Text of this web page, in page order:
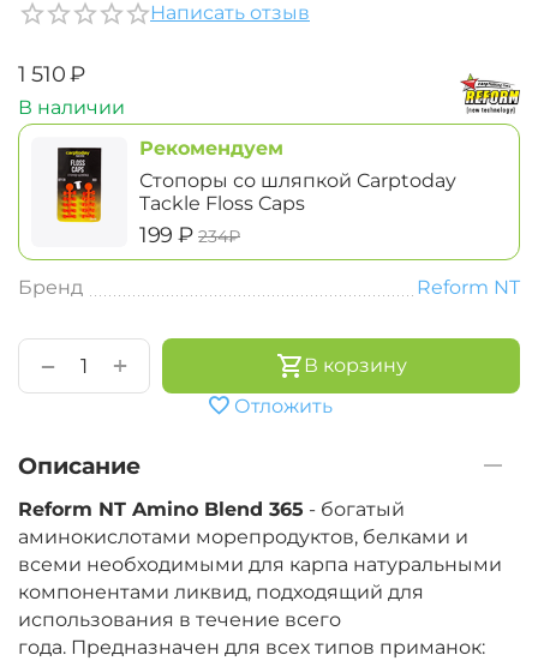
Написать отзыв
‍1 510‍₽
В наличии
Рекомендуем
Стопоры со шляпкой Carptoday
Tackle Floss Caps
‍199‍ ₽ ‍234‍₽
Бренд Reform NT
+
−
В корзину
Отложить
Описание
Reform NT Amino Blend 365 - богатый
аминокислотами морепродуктов, белками и
всеми необходимыми для карпа натуральными
компонентами ликвид, подходящий для
использования в течение всего
года. Предназначен для всех типов приманок: